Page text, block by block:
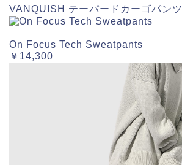
VANQUISH テーパードカーゴパンツ
On Focus Tech Sweatpants
￥14,300